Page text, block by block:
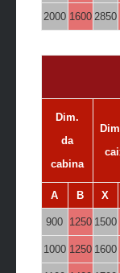
2000 1600 2850
Dim.
da
cabina
A B X
900 1250 1500
1000 1250 1600